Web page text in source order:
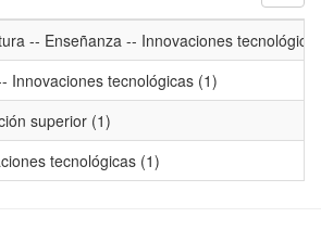
-- Enseñanza -- Innovaciones
Innovaciones tecnológicas (1)
superior (1)
tecnológicas (1)